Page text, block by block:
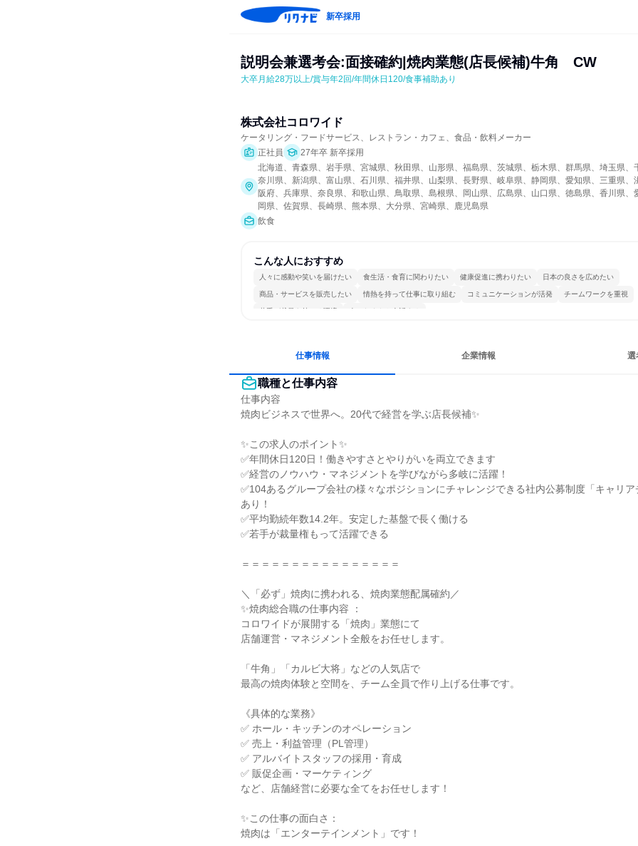
新卒採用
説明会兼選考会:面接確約|焼肉業態(店長候補)牛角　CW
大卒月給28万以上/賞与年2回/年間休日120/食事補助あり
株式会社コロワイド
ケータリング・フードサービス、レストラン・カフェ、食品・飲料メーカー
正社員
27年卒 新卒採用
北海道、青森県、岩手県、宮城県、秋田県、山形県、福島県、茨城県、栃木県、群馬県、埼玉県、
奈川県、新潟県、富山県、石川県、福井県、山梨県、長野県、岐阜県、静岡県、愛知県、三重県、
阪府、兵庫県、奈良県、和歌山県、鳥取県、島根県、岡山県、広島県、山口県、徳島県、香川県、
岡県、佐賀県、長崎県、熊本県、大分県、宮崎県、鹿児島県
飲食
こんな人におすすめ
人々に感動や笑いを届けたい 食生活・食育に関わりたい 健康促進に携わりたい 日本の良さを広めたい
商品・サービスを販売したい 情熱を持って仕事に取り組む コミュニケーションが活発 チームワークを重視
若手が裁量を持てる環境 人とたくさん会話する
仕事情報 企業情報 選
職種と仕事内容
仕事内容
焼肉ビジネスで世界へ。20代で経営を学ぶ店長候補✨
✨この求人のポイント✨
✅年間休日120日！働きやすさとやりがいを両立できます
✅経営のノウハウ・マネジメントを学びながら多岐に活躍！
✅104あるグループ会社の様々なポジションにチャレンジできる社内公募制度「キャリア
あり！
✅平均勤続年数14.2年。安定した基盤で長く働ける
✅若手が裁量権もって活躍できる
＝＝＝＝＝＝＝＝＝＝＝＝＝＝＝＝
＼「必ず」焼肉に携われる、焼肉業態配属確約／
✨焼肉総合職の仕事内容 ：
コロワイドが展開する「焼肉」業態にて
店舗運営・マネジメント全般をお任せします。
「牛角」「カルビ大将」などの人気店で
最高の焼肉体験と空間を、チーム全員で作り上げる仕事です。
《具体的な業務》
✅ ホール・キッチンのオペレーション
✅ 売上・利益管理（PL管理）
✅ アルバイトスタッフの採用・育成
✅ 販促企画・マーケティング
など、店舗経営に必要な全てをお任せします！
✨この仕事の面白さ：
焼肉は「エンターテインメント」です！